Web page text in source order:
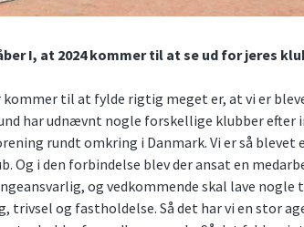
I, at 2024 kommer til at se ud for jeres
til at fylde rigtig meget er, at vi er
har udnævnt nogle forskellige klubber
rundt omkring i Danmark. Vi er så blevet
Og i den forbindelse blev der ansat en
og vedkommende skal lave
trivsel og fastholdelse. Så det har vi en stor